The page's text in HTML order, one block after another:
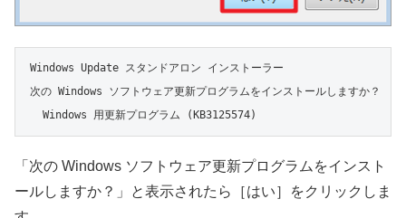
Windows Update スタンドアロン インストーラー
次の Windows ソフトウェア更新プログラムをインストールしますか？
  Windows 用更新プログラム (KB3125574)
「次の Windows ソフトウェア更新プログラムをインスト
ールしますか？」と表示されたら［はい］をクリックしま